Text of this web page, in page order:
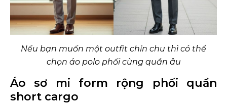
Nếu bạn muốn một outfit chỉn chu thì có thể
chọn áo polo phối cùng quần âu
Áo sơ mi form rộng phối quần
short cargo